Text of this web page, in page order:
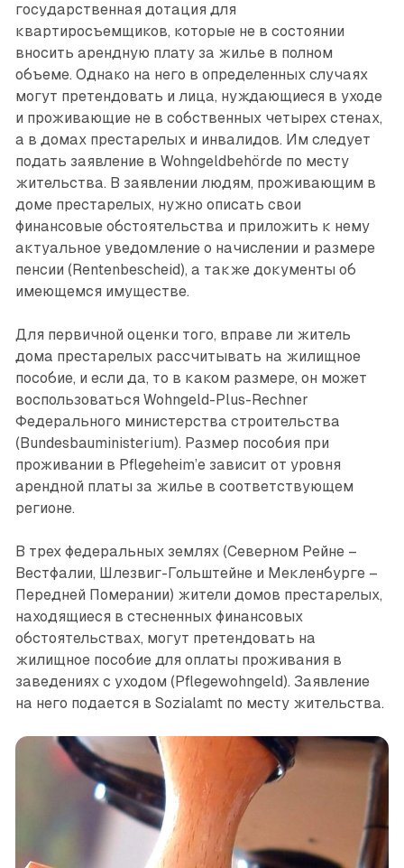
государственная дотация для
квартиросъемщиков, которые не в состоянии
вносить арендную плату за жилье в полном
объеме. Однако на него в определенных случаях
могут претендовать и лица, нуждающиеся в уходе
и проживающие не в собственных четырех стенах,
а в домах престарелых и инвалидов. Им следует
подать заявление в Wohngeldbehörde по месту
жительства. В заявлении людям, проживающим в
доме престарелых, нужно описать свои
финансовые обстоятельства и приложить к нему
актуальное уведомление о начислении и размере
пенсии (Rentenbescheid), а также документы об
имеющемся имуществе.
Для первичной оценки того, вправе ли житель
дома престарелых рассчитывать на жилищное
пособие, и если да, то в каком размере, он может
воспользоваться Wohngeld-Plus-Rechner
Федерального министерства строительства
(Bundesbauministerium). Размер пособия при
проживании в Pflegeheim’е зависит от уровня
арендной платы за жилье в соответствующем
регионе.
В трех федеральных землях (Северном Рейне –
Вестфалии, Шлезвиг-Гольштейне и Мекленбурге –
Передней Померании) жители домов престарелых,
находящиеся в стесненных финансовых
обстоятельствах, могут претендовать на
жилищное пособие для оплаты проживания в
заведениях с уходом (Pflegewohngeld). Заявление
на него подается в Sozialamt по месту жительства.